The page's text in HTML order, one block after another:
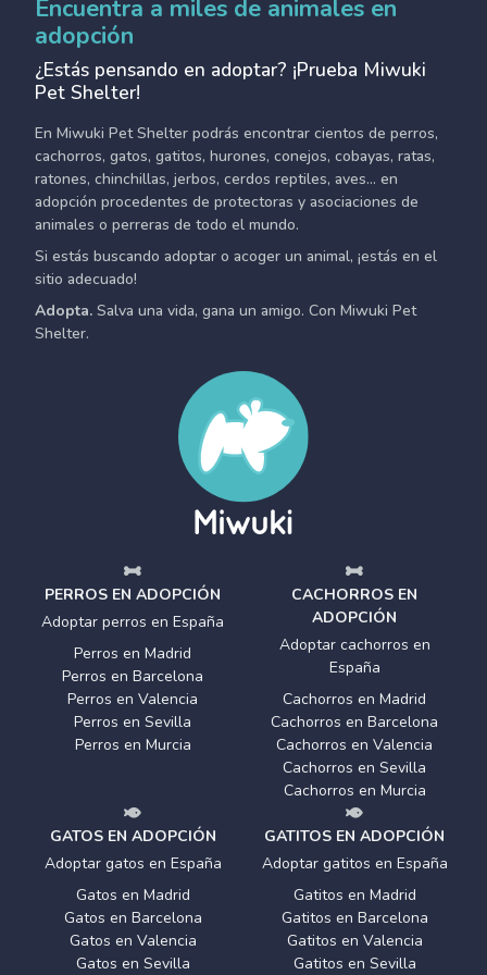
Encuentra a miles de animales en
adopción
¿Estás pensando en adoptar? ¡Prueba Miwuki
Pet Shelter!
En Miwuki Pet Shelter podrás encontrar cientos de perros,
cachorros, gatos, gatitos, hurones, conejos, cobayas, ratas,
ratones, chinchillas, jerbos, cerdos reptiles, aves... en
adopción procedentes de protectoras y asociaciones de
animales o perreras de todo el mundo.
Si estás buscando adoptar o acoger un animal, ¡estás en el
sitio adecuado!
Adopta. Salva una vida, gana un amigo. Con Miwuki Pet
Shelter.
PERROS EN ADOPCIÓN
Adoptar perros en España
Perros en Madrid
Perros en Barcelona
Perros en Valencia
Perros en Sevilla
Perros en Murcia
CACHORROS EN
ADOPCIÓN
Adoptar cachorros en
España
Cachorros en Madrid
Cachorros en Barcelona
Cachorros en Valencia
Cachorros en Sevilla
Cachorros en Murcia
GATOS EN ADOPCIÓN
Adoptar gatos en España
Gatos en Madrid
Gatos en Barcelona
Gatos en Valencia
Gatos en Sevilla
GATITOS EN ADOPCIÓN
Adoptar gatitos en España
Gatitos en Madrid
Gatitos en Barcelona
Gatitos en Valencia
Gatitos en Sevilla